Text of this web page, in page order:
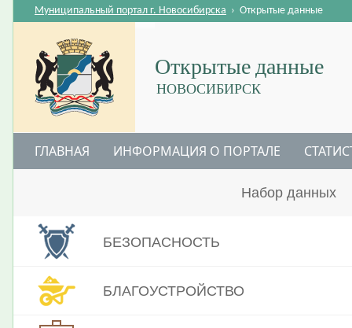
Открытые данные
НОВОСИБИРСК
Муниципальный портал г. Новосибирска › Открытые данные
ГЛАВНАЯ ИНФОРМАЦИЯ О ПОРТАЛЕ
Набор данных
БЕЗОПАСНОСТЬ
БЛАГОУСТРОЙСТВО